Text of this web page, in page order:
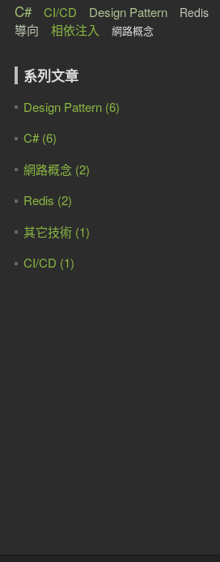
C# CI/CD Design Pattern Redis
導向
相依注入 網路概念
系列文章
Design Pattern (6)
C# (6)
網路概念 (2)
Redis (2)
其它技術 (1)
CI/CD (1)